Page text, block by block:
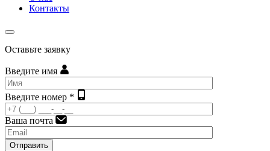
Контакты
Оставьте заявку
Введите имя
Введите номер *
Ваша почта
Отправить